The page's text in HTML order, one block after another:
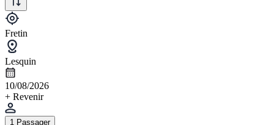
Fretin
Lesquin
10/08/2026
+ Revenir
1 Passager